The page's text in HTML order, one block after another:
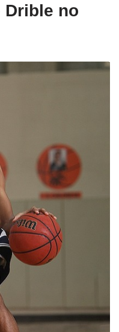
Drible no